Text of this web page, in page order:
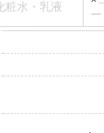
粧水・乳液
ー